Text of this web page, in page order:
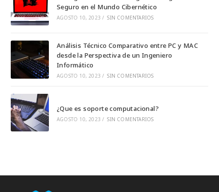
Seguro en el Mundo Cibernético
AGOSTO 10, 2023 / SIN COMENTARIOS
Análisis Técnico Comparativo entre PC y MAC
desde la Perspectiva de un Ingeniero
Informático
AGOSTO 10, 2023 / SIN COMENTARIOS
¿Que es soporte computacional?
AGOSTO 10, 2023 / SIN COMENTARIOS